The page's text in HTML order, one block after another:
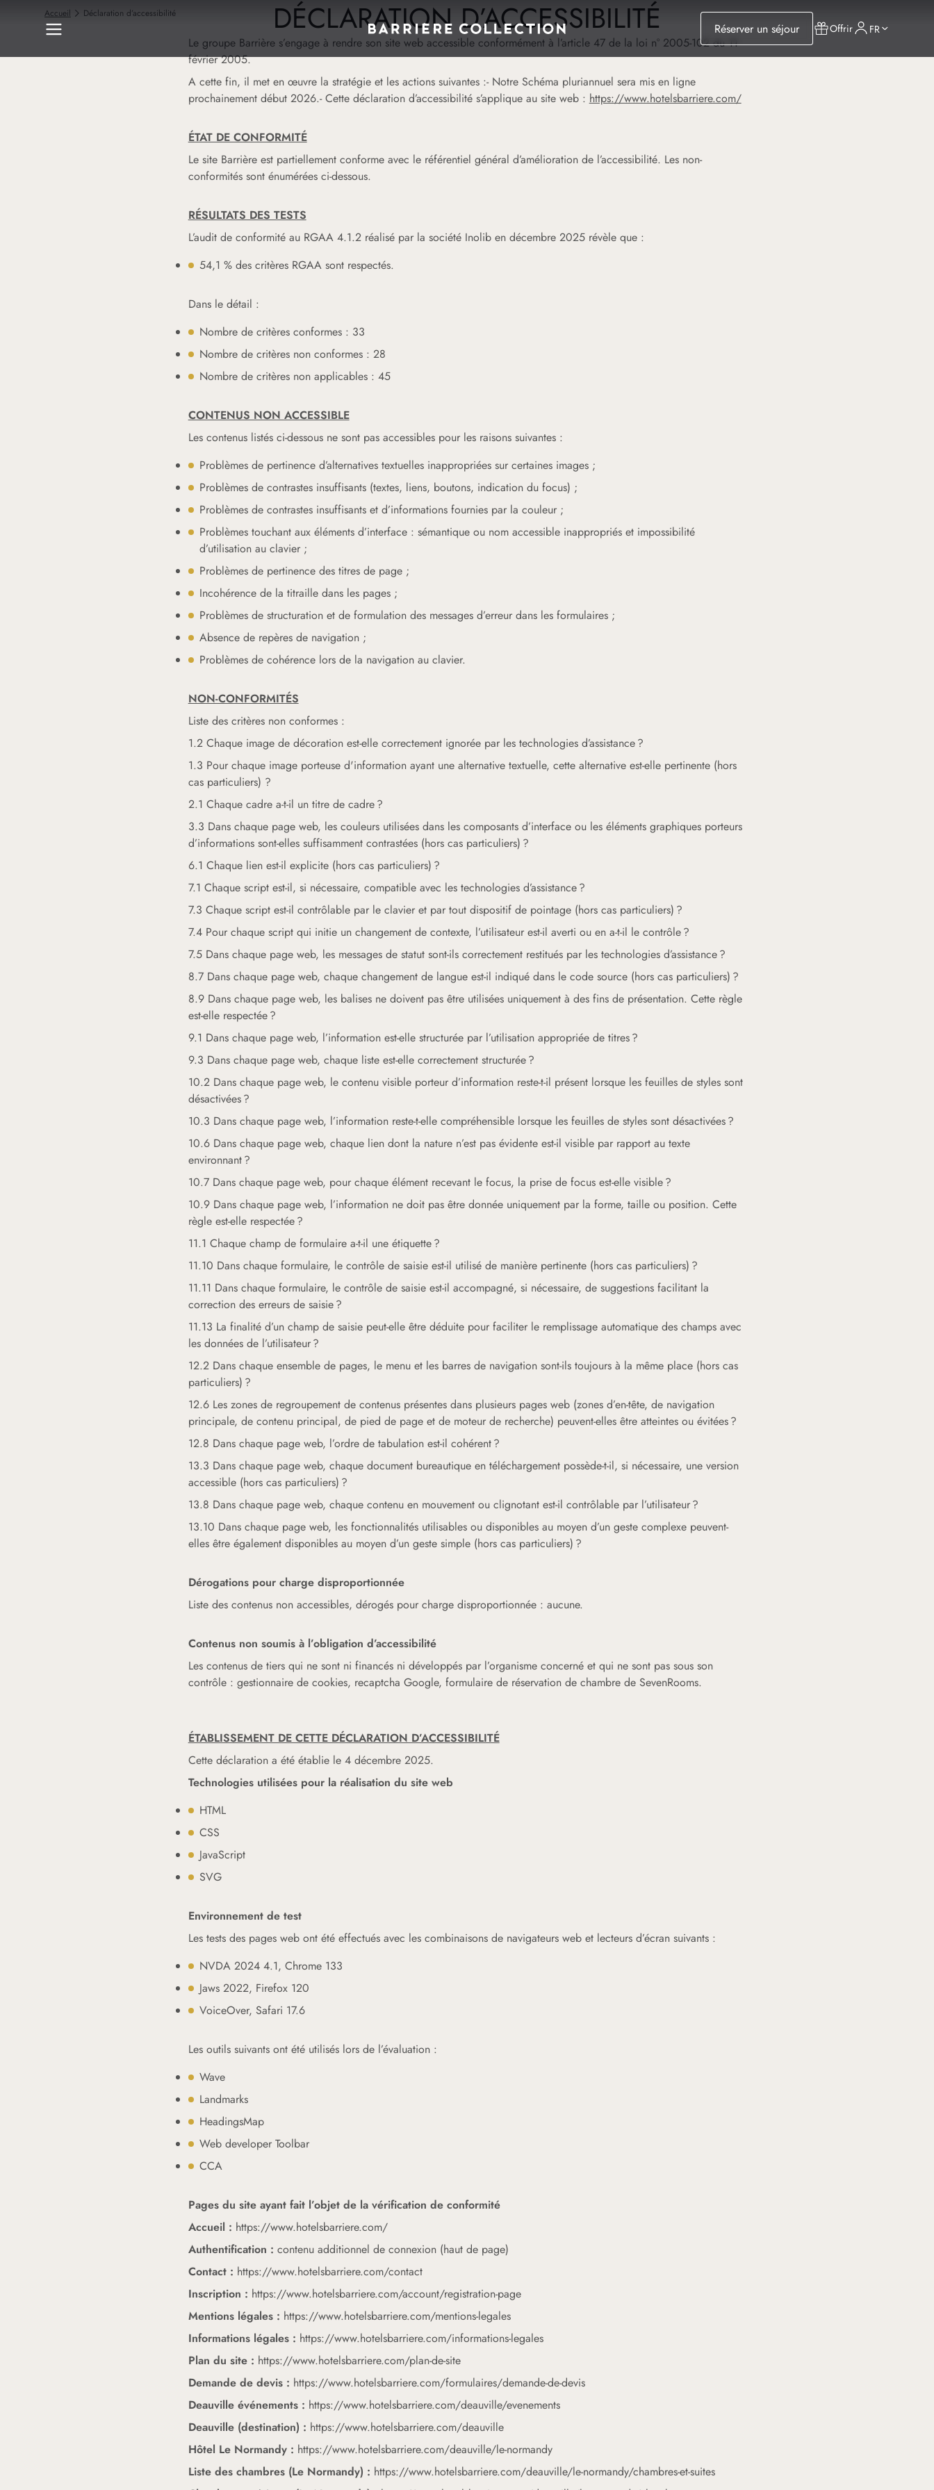
Réserver un séjour Offrir FR
Accueil Déclaration d’accessibilité DÉCLARATION D’ACCESSIBILITÉ
Le groupe Barrière s’engage à rendre son site web accessible conformément à l’article 47 de la loi n° 2005-102 du 11
février 2005.
A cette fin, il met en œuvre la stratégie et les actions suivantes :- Notre Schéma pluriannuel sera mis en ligne
prochainement début 2026.- Cette déclaration d’accessibilité s’applique au site web : https://www.hotelsbarriere.com/
ÉTAT DE CONFORMITÉ
Le site Barrière est partiellement conforme avec le référentiel général d’amélioration de l’accessibilité. Les non-
conformités sont énumérées ci-dessous.
RÉSULTATS DES TESTS
L’audit de conformité au RGAA 4.1.2 réalisé par la société Inoliben décembre 2025 révèle que :
54,1 % des critères RGAA sont respectés.
Dans le détail :
Nombre de critères conformes : 33
Nombre de critères non conformes : 28
Nombre de critères non applicables : 45
CONTENUS NON ACCESSIBLE
Les contenus listés ci-dessous ne sont pas accessibles pour les raisons suivantes :
Problèmes de pertinence d’alternatives textuelles inappropriées sur certaines images ;
Problèmes de contrastes insuffisants (textes, liens, boutons, indication du focus) ;
Problèmes de contrastes insuffisants et d’informations fournies par la couleur ;
Problèmes touchant aux éléments d’interface : sémantique ou nom accessible inappropriés et impossibilité
d’utilisation au clavier ;
Problèmes de pertinence des titres de page ;
Incohérence de la titraille dans les pages ;
Problèmes de structuration et de formulation des messages d’erreur dans les formulaires ;
Absence de repères de navigation ;
Problèmes de cohérence lors de la navigation au clavier.
NON-CONFORMITÉS
Liste des critères non conformes :
1.2 Chaque image de décoration est-elle correctement ignorée par les technologies d’assistance ?
1.3 Pour chaque image porteuse d'information ayant une alternative textuelle, cette alternative est-elle pertinente (hors
cas particuliers) ?
2.1 Chaque cadre a-t-il un titre de cadre ?
3.3 Dans chaque page web, les couleurs utilisées dans les composants d’interface ou les éléments graphiques porteurs
d’informations sont-elles suffisamment contrastées (hors cas particuliers) ?
6.1 Chaque lien est-il explicite (hors cas particuliers) ?
7.1 Chaque script est-il, si nécessaire, compatible avec les technologies d’assistance ?
7.3 Chaque script est-il contrôlable par le clavier et par tout dispositif de pointage (hors cas particuliers) ?
7.4 Pour chaque script qui initie un changement de contexte, l’utilisateur est-il averti ou en a-t-il le contrôle ?
7.5 Dans chaque page web, les messages de statut sont-ils correctement restitués par les technologies d’assistance ?
8.7 Dans chaque page web, chaque changement de langue est-il indiqué dans le code source (hors cas particuliers) ?
8.9 Dans chaque page web, les balises ne doivent pas être utilisées uniquement à des fins de présentation. Cette règle
est-elle respectée ?
9.1 Dans chaque page web, l’information est-elle structurée par l’utilisation appropriée de titres ?
9.3 Dans chaque page web, chaque liste est-elle correctement structurée ?
10.2 Dans chaque page web, le contenu visible porteur d’information reste-t-il présent lorsque les feuilles de styles sont
désactivées ?
10.3 Dans chaque page web, l’information reste-t-elle compréhensible lorsque les feuilles de styles sont désactivées ?
10.6 Dans chaque page web, chaque lien dont la nature n’est pas évidente est-il visible par rapport au texte
environnant ?
10.7 Dans chaque page web, pour chaque élément recevant le focus, la prise de focus est-elle visible ?
10.9 Dans chaque page web, l’information ne doit pas être donnée uniquement par la forme, taille ou position. Cette
règle est-elle respectée ?
11.1 Chaque champ de formulaire a-t-il une étiquette ?
11.10 Dans chaque formulaire, le contrôle de saisie est-il utilisé de manière pertinente (hors cas particuliers) ?
11.11 Dans chaque formulaire, le contrôle de saisie est-il accompagné, si nécessaire, de suggestions facilitant la
correction des erreurs de saisie ?
11.13 La finalité d’un champ de saisie peut-elle être déduite pour faciliter le remplissage automatique des champs avec
les données de l’utilisateur ?
12.2 Dans chaque ensemble de pages, le menu et les barres de navigation sont-ils toujours à la même place (hors cas
particuliers) ?
12.6 Les zones de regroupement de contenus présentes dans plusieurs pages web (zones d’en-tête, de navigation
principale, de contenu principal, de pied de page et de moteur de recherche) peuvent-elles être atteintes ou évitées ?
12.8 Dans chaque page web, l’ordre de tabulation est-il cohérent ?
13.3 Dans chaque page web, chaque document bureautique en téléchargement possède-t-il, si nécessaire, une version
accessible (hors cas particuliers) ?
13.8 Dans chaque page web, chaque contenu en mouvement ou clignotant est-il contrôlable par l’utilisateur ?
13.10 Dans chaque page web, les fonctionnalités utilisables ou disponibles au moyen d’un geste complexe peuvent-
elles être également disponibles au moyen d’un geste simple (hors cas particuliers) ?
Dérogations pour charge disproportionnée
Liste des contenus non accessibles, dérogés pour charge disproportionnée : aucune.
Contenus non soumis à l’obligation d’accessibilité
Les contenus de tiers qui ne sont ni financés ni développés par l’organisme concerné et qui ne sont pas sous son
contrôle : gestionnaire de cookies, recaptcha Google, formulaire de réservation de chambre de SevenRooms.
ÉTABLISSEMENT DE CETTE DÉCLARATION D’ACCESSIBILITÉ
Cette déclaration a été établie le 4 décembre 2025.
Technologies utilisées pour la réalisation du site web
HTML
CSS
JavaScript
SVG
Environnement de test
Les tests des pages web ont été effectués avec les combinaisons de navigateurs web et lecteurs d’écran suivants :
NVDA 2024 4.1, Chrome 133
Jaws 2022, Firefox 120
VoiceOver, Safari 17.6
Les outils suivants ont été utilisés lors de l’évaluation :
​Wave
Landmarks
HeadingsMap​
Web developer​ Toolbar
CCA
Pages du site ayant fait l’objet de la vérification de conformité
Accueil : https://www.hotelsbarriere.com/
Authentification : contenu additionnel de connexion (haut de page)
Contact : https://www.hotelsbarriere.com/contact
Inscription : https://www.hotelsbarriere.com/account/registration-page
Mentions légales : https://www.hotelsbarriere.com/mentions-legales
Informations légales : https://www.hotelsbarriere.com/informations-legales
Plan du site : https://www.hotelsbarriere.com/plan-de-site
Demande de devis : https://www.hotelsbarriere.com/formulaires/demande-de-devis
Deauville événements : https://www.hotelsbarriere.com/deauville/evenements
Deauville (destination) : https://www.hotelsbarriere.com/deauville
Hôtel Le Normandy : https://www.hotelsbarriere.com/deauville/le-normandy
Liste des chambres (Le Normandy) : https://www.hotelsbarriere.com/deauville/le-normandy/chambres-et-suites